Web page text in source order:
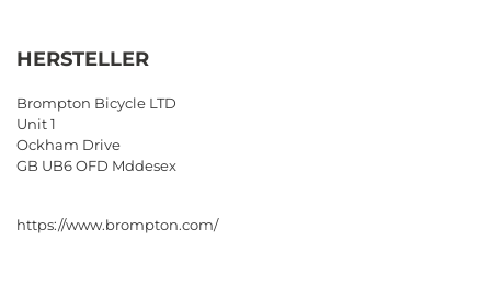
HERSTELLER
Brompton Bicycle LTD
Unit 1
Ockham Drive
GB UB6 OFD Mddesex
https://www.brompton.com/